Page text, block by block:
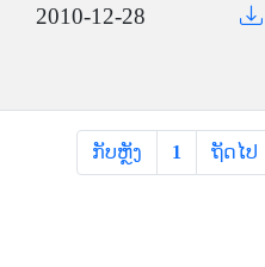
2010-12-28
ກັບຫຼັງ 1 ຖັດໄປ